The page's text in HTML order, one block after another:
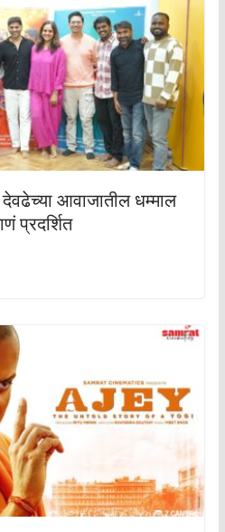
आवाजातील धम्माल
प्रदर्शित